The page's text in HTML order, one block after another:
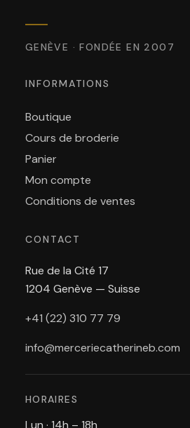
GENÈVE · FONDÉE EN 2007
INFORMATIONS
Boutique
Cours de broderie
Panier
Mon compte
Conditions de ventes
CONTACT
Rue de la Cité 17
1204 Genève — Suisse
+41 (22) 310 77 79
info@merceriecatherineb.com
HORAIRES
Lun · 14h – 18h